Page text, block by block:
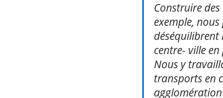
Construire
exemple,
déséquilibrent
centre- ville
Nous y
transports en